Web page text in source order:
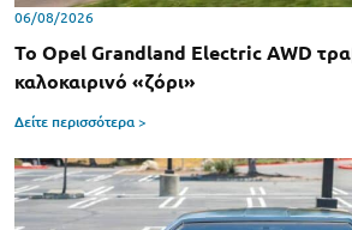
06/08/2026
Το Opel Grandland Electric AWD
καλοκαιρινό «ζόρι»
Δείτε περισσότερα >